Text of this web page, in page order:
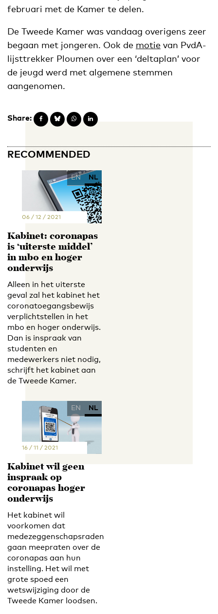
februari met de Kamer te delen.
De Tweede Kamer was vandaag overigens zeer
begaan met jongeren. Ook de motie van PvdA-
lijsttrekker Ploumen over een ‘deltaplan’ voor
de jeugd werd met algemene stemmen
aangenomen.
Share:
RECOMMENDED
EN NL
06 / 12 / 2021
Kabinet: coronapas
is ‘uiterste middel’
in mbo en hoger
onderwijs
Alleen in het uiterste
geval zal het kabinet het
coronatoegangsbewijs
verplichtstellen in het
mbo en hoger onderwijs.
Dan is inspraak van
studenten en
medewerkers niet nodig,
schrijft het kabinet aan
de Tweede Kamer.
EN NL
16 / 11 / 2021
Kabinet wil geen
inspraak op
coronapas hoger
onderwijs
Het kabinet wil
voorkomen dat
medezeggenschapsraden
gaan meepraten over de
coronapas aan hun
instelling. Het wil met
grote spoed een
wetswijziging door de
Tweede Kamer loodsen.